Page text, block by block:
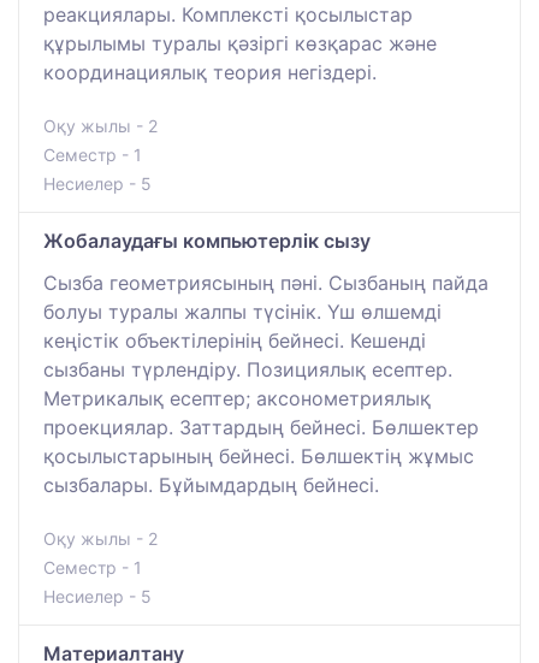
реакциялары. Комплексті қосылыстар
құрылымы туралы қәзіргі көзқарас және
координациялық теория негіздері.
Оқу жылы - 2
Семестр - 1
Несиелер - 5
Жобалаудағы компьютерлік сызу
Сызба геометриясының пәні. Сызбаның пайда
болуы туралы жалпы түсінік. Үш өлшемді
кеңістік объектілерінің бейнесі. Кешенді
сызбаны түрлендіру. Позициялық есептер.
Метрикалық есептер; аксонометриялық
проекциялар. Заттардың бейнесі. Бөлшектер
қосылыстарының бейнесі. Бөлшектің жұмыс
сызбалары. Бұйымдардың бейнесі.
Оқу жылы - 2
Семестр - 1
Несиелер - 5
Материалтану